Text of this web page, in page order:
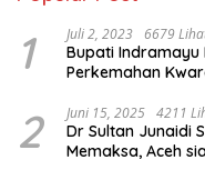
1 Juli 2, 2023 6679
Bupati Indramayu
Perkemahan
2 Juni 15, 2025 4211
Dr Sultan Junaidi
Memaksa, Aceh